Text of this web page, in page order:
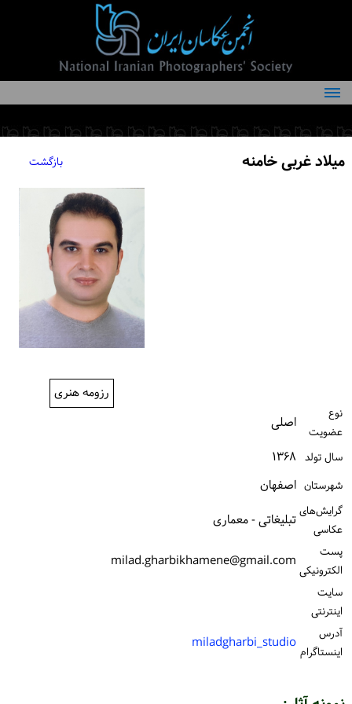
درباره انجمن
کمیته‌های انجمن
میلاد غربی خامنه بازگشت
رزومه هنری
نوع
عضویت
اصلی
سال تولد ۱۳۶۸
شهرستان اصفهان
گرایش‌های
عکاسی
تبلیغاتی - معماری
پست
الكترونیكی milad.gharbikhamene@gmail.com
سایت
اینترنتی
آدرس
اینستاگرام miladgharbi_studio